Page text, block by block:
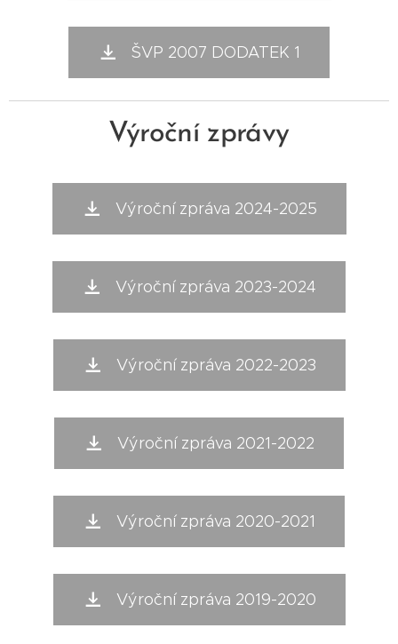
ŠVP 2007 DODATEK 1
Výroční zprávy
Výroční zpráva 2024-2025
Výroční zpráva 2023-2024
Výroční zpráva 2022-2023
Výroční zpráva 2021-2022
Výroční zpráva 2020-2021
Výroční zpráva 2019-2020